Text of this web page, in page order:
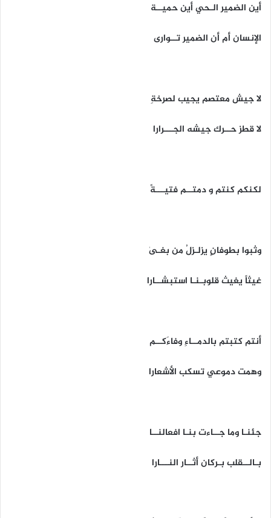
أين الضمير الـحي أين حميــة
الإنسان أم أن الضمير تــوارى
لا جيش معتصم يجيب لصرخةِ
لا قطز حــرك جيشه الجـــرارا
لكنكم كنتم و دمتــم فتيـــةً
وثبوا بطوفانٍ يزلـزلُ من بغـىٰ
غيثاً يغيث قلوبـنـا استبشــارا
أنتم كتبتم بالدمــاءِ وفاءَكــم
وهمت دموعي تسكب الأشعارا
جئنـا وما جــاءت بنـا افعالنــا
بـالــقلب بـركان أثــار النـــارا